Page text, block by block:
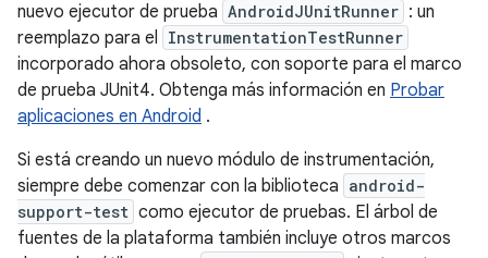
nuevo ejecutor de prueba AndroidJUnitRunner : un
reemplazo para el InstrumentationTestRunner
incorporado ahora obsoleto, con soporte para el marco
de prueba JUnit4. Obtenga más información en Probar
aplicaciones en Android .
Si está creando un nuevo módulo de instrumentación,
siempre debe comenzar con la biblioteca android-
support-test como ejecutor de pruebas. El árbol de
fuentes de la plataforma también incluye otros marcos